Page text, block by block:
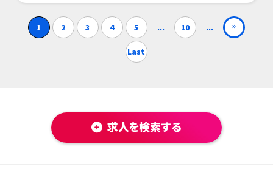
1 2 3 4 5 ... 10 ... »
Last
求人を検索する